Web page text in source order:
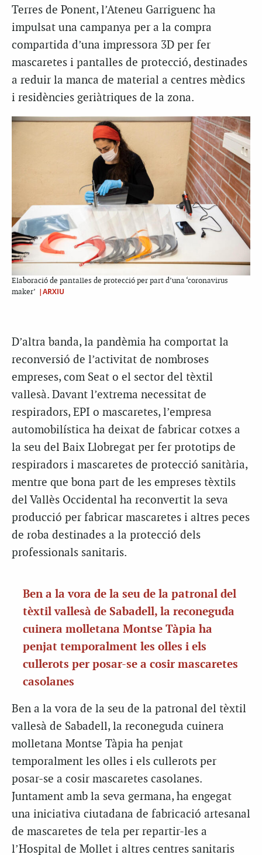
Terres de Ponent, l’Ateneu Garriguenc ha
impulsat una campanya per a la compra
compartida d’una impressora 3D per fer
mascaretes i pantalles de protecció, destinades
a reduir la manca de material a centres mèdics
i residències geriàtriques de la zona.
Elaboració de pantalles de protecció per part d’una ‘coronavirus
maker’ |ARXIU
D’altra banda, la pandèmia ha comportat la
reconversió de l’activitat de nombroses
empreses, com Seat o el sector del tèxtil
vallesà. Davant l’extrema necessitat de
respiradors, EPI o mascaretes, l’empresa
automobilística ha deixat de fabricar cotxes a
la seu del Baix Llobregat per fer prototips de
respiradors i mascaretes de protecció sanitària,
mentre que bona part de les empreses tèxtils
del Vallès Occidental ha reconvertit la seva
producció per fabricar mascaretes i altres peces
de roba destinades a la protecció dels
professionals sanitaris.
Ben a la vora de la seu de la patronal del
tèxtil vallesà de Sabadell, la reconeguda
cuinera molletana Montse Tàpia ha
penjat temporalment les olles i els
cullerots per posar-se a cosir mascaretes
casolanes
Ben a la vora de la seu de la patronal del tèxtil
vallesà de Sabadell, la reconeguda cuinera
molletana Montse Tàpia ha penjat
temporalment les olles i els cullerots per
posar-se a cosir mascaretes casolanes.
Juntament amb la seva germana, ha engegat
una iniciativa ciutadana de fabricació artesanal
de mascaretes de tela per repartir-les a
l’Hospital de Mollet i altres centres sanitaris